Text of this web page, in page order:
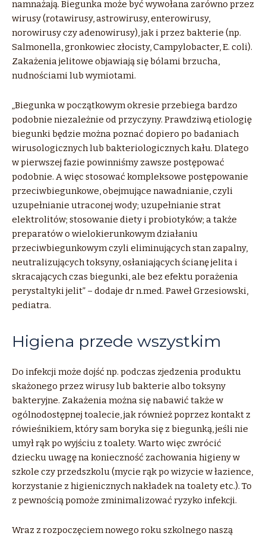
namnażają. Biegunka może być wywołana zarówno przez
wirusy (rotawirusy, astrowirusy, enterowirusy,
norowirusy czy adenowirusy), jak i przez bakterie (np.
Salmonella, gronkowiec złocisty, Campylobacter, E. coli).
Zakażenia jelitowe objawiają się bólami brzucha,
nudnościami lub wymiotami.
„Biegunka w początkowym okresie przebiega bardzo
podobnie niezależnie od przyczyny. Prawdziwą etiologię
biegunki będzie można poznać dopiero po badaniach
wirusologicznych lub bakteriologicznych kału. Dlatego
w pierwszej fazie powinniśmy zawsze postępować
podobnie. A więc stosować kompleksowe postępowanie
przeciwbiegunkowe, obejmujące nawadnianie, czyli
uzupełnianie utraconej wody; uzupełnianie strat
elektrolitów; stosowanie diety i probiotyków; a także
preparatów o wielokierunkowym działaniu
przeciwbiegunkowym czyli eliminujących stan zapalny,
neutralizujących toksyny, osłaniających ścianę jelita i
skracających czas biegunki, ale bez efektu porażenia
perystaltyki jelit” – dodaje dr n.med. Paweł Grzesiowski,
pediatra.
Higiena przede wszystkim
Do infekcji może dojść np. podczas zjedzenia produktu
skażonego przez wirusy lub bakterie albo toksyny
bakteryjne. Zakażenia można się nabawić także w
ogólnodostępnej toalecie, jak również poprzez kontakt z
rówieśnikiem, który sam boryka się z biegunką, jeśli nie
umył rąk po wyjściu z toalety. Warto więc zwrócić
dziecku uwagę na konieczność zachowania higieny w
szkole czy przedszkolu (mycie rąk po wizycie w łazience,
korzystanie z higienicznych nakładek na toalety etc.). To
z pewnością pomoże zminimalizować ryzyko infekcji.
Wraz z rozpoczęciem nowego roku szkolnego naszą